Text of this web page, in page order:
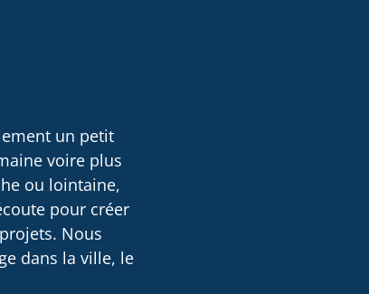
un petit
voire plus
ou lointaine,
pour créer
Nous
dans la ville, le